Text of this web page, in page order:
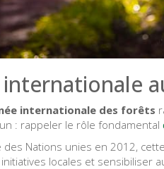
internationale des forêts
: rappeler le rôle fondamental
des Nations unies en 2012,
locales et sensibiliser